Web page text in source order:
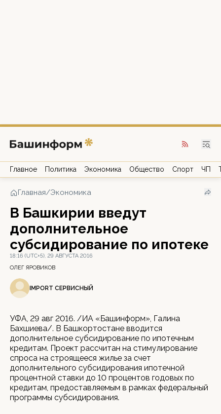
Главное Политика Экономика Общество Спорт ЧП
Главная/Экономика
В Башкирии введут
дополнительное
субсидирование по ипотеке
18:16 (UTC+5), 29 АВГУСТА 2016
ОЛЕГ ЯРОВИКОВ
IMPORT СЕРВИСНЫЙ
УФА, 29 авг 2016. /ИА «Башинформ», Галина
Бахшиева/. В Башкортостане вводится
дополнительное субсидирование по ипотечным
кредитам. Проект рассчитан на стимулирование
спроса на строящееся жилье за счет
дополнительного субсидирования ипотечной
процентной ставки до 10 процентов годовых по
кредитам, предоставляемым в рамках федеральный
программы субсидирования.